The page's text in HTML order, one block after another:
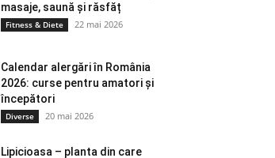
masaje, saună și răsfăț
Fitness & Diete 22 mai 2026
Calendar alergări în România
2026: curse pentru amatori și
începători
Diverse 20 mai 2026
Lipicioasa – planta din care